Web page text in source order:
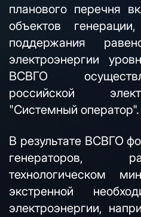
планового перечня
объектов
поддержания
электроэнергии
ВСВГО
российской
"Системный оператор".
В результате ВСВГО
генераторов,
технологическом
экстренной
электроэнергии,